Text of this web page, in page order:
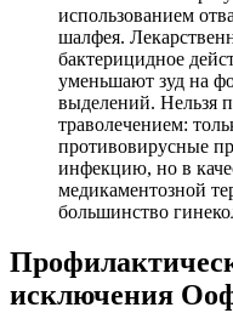
использованием
шалфея.
бактерицидное
уменьшают зуд на
выделений. Нельзя
траволечением:
противовирусные
инфекцию, но в
медикаментозной
большинство
исключения